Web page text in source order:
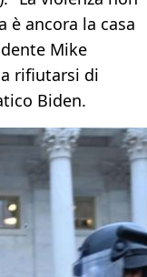
è ancora la casa
Mike
rifiutarsi di
Biden.